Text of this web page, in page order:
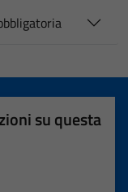
su questa